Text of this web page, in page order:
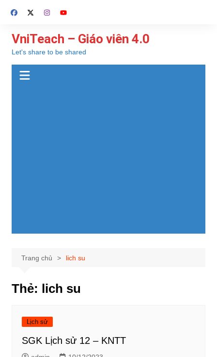
đến
dung
VniTeach – Giáo viên 4.0
Let's share to be shared
Trang chủ lich su
Thẻ: lich su
Lịch sử
SGK Lịch sử 12 – KNTT